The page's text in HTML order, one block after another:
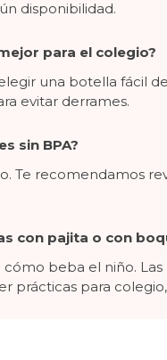
disponibilidad.
para el colegio?
una botella fácil
evitar derrames.
sin BPA?
Te recomendamos
con pajita o con
beba el niño.
prácticas para